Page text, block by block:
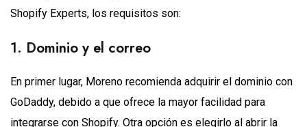
Shopify Experts, los requisitos son:
1. Dominio y el correo
En primer lugar, Moreno recomienda adquirir el dominio con
GoDaddy, debido a que ofrece la mayor facilidad para
integrarse con Shopify. Otra opción es elegirlo al abrir la